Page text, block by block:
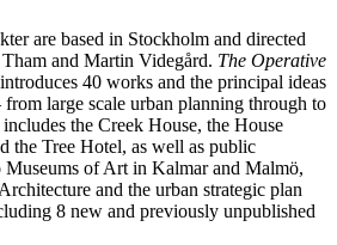
are based in Stockholm and directed
and Martin Videgård. The Operative
introduces 40 works and the principal ideas
large scale urban planning through to
the Creek House, the House
the Tree Hotel, as well as public
Museums of Art in Kalmar and Malmö,
and the urban strategic plan
8 new and previously unpublished